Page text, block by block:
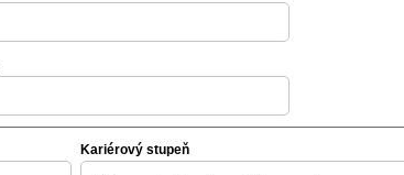
Kariérový stupeň